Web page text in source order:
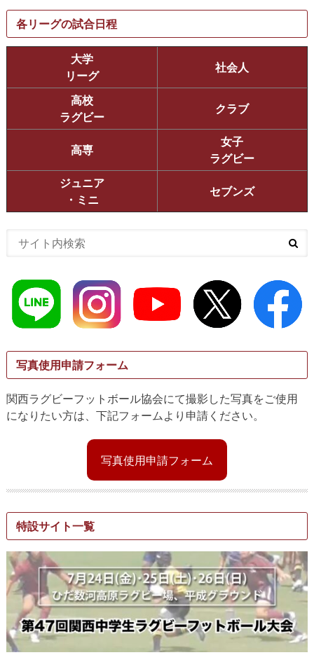
各リーグの試合日程
大学
リーグ
社会人
高校
ラグビー
クラブ
高専
女子
ラグビー
ジュニア
・ミニ
セブンズ
写真使用申請フォーム
関西ラグビーフットボール協会にて撮影した写真をご使用
になりたい方は、下記フォームより申請ください。
写真使用申請フォーム
特設サイト一覧